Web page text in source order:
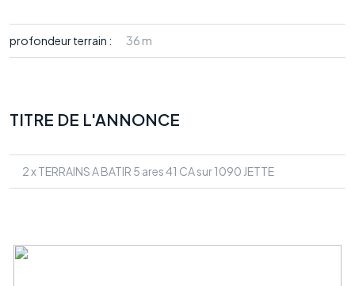
profondeur terrain : 36 m
TITRE DE L'ANNONCE
2 x TERRAINS A BATIR 5 ares 41 CA sur 1090 JETTE